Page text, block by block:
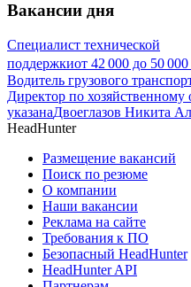
Вакансии дня
Специалист технической
поддержкиот 42 000 до 50 000
Водитель грузового
Директор по хозяйственному
указанаДвоеглазов Никита
HeadHunter
Размещение вакансий
Поиск по резюме
О компании
Наши вакансии
Реклама на сайте
Требования к ПО
Безопасный HeadHunter
HeadHunter API